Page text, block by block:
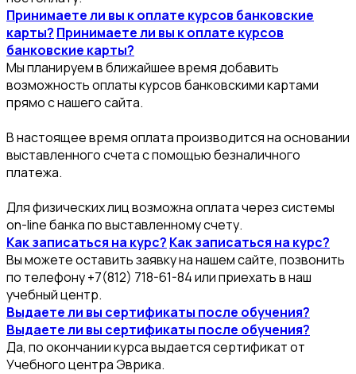
Принимаете ли вы к оплате курсов банковские
карты? Принимаете ли вы к оплате курсов
банковские карты?
Мы планируем в ближайшее время добавить
возможность оплаты курсов банковскими картами
прямо с нашего сайта.
В настоящее время оплата производится на основании
выставленного счета с помощью безналичного
платежа.
Для физических лиц возможна оплата через системы
on-line банка по выставленному счету.
Как записаться на курс? Как записаться на курс?
Вы можете оставить заявку на нашем сайте, позвонить
по телефону +7(812) 718-61-84 или приехать в наш
учебный центр.
Выдаете ли вы сертификаты после обучения?
Выдаете ли вы сертификаты после обучения?
Да, по окончании курса выдается сертификат от
Учебного центра Эврика.